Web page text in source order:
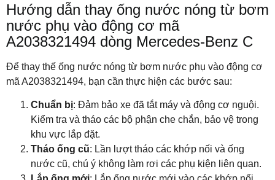
Hướng dẫn thay ống nước nóng từ bơm
nước phụ vào động cơ mã
A2038321494 dòng Mercedes-Benz C
Để thay thế ống nước nóng từ bơm nước phụ vào động cơ
mã A2038321494, bạn cần thực hiện các bước sau:
Chuẩn bị: Đảm bảo xe đã tắt máy và động cơ nguội.
Kiểm tra và tháo các bộ phận che chắn, bảo vệ trong
khu vực lắp đặt.
Tháo ống cũ: Lần lượt tháo các khớp nối và ống
nước cũ, chú ý không làm rơi các phụ kiện liên quan.